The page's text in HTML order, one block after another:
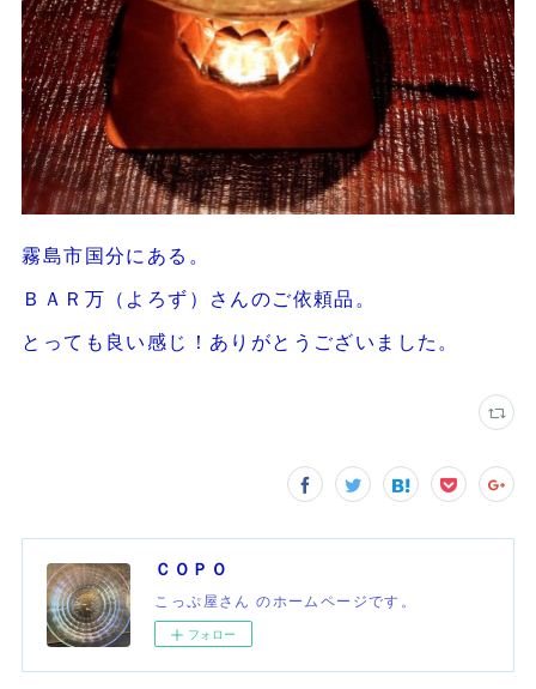
霧島市国分にある。
ＢＡＲ万（よろず）さんのご依頼品。
とっても良い感じ！ありがとうございました。
ＣＯＰＯ
こっぷ屋さん のホームページです。
フォロー